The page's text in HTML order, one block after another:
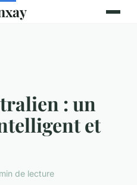
: un
et
de lecture